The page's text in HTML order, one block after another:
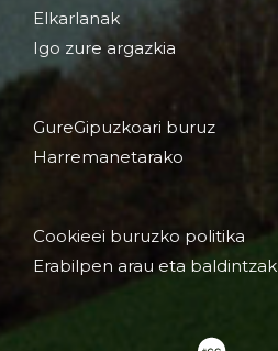
Elkarlanak
Igo zure argazkia
GureGipuzkoari buruz
Harremanetarako
Cookieei buruzko politika
Erabilpen arau eta baldintzak